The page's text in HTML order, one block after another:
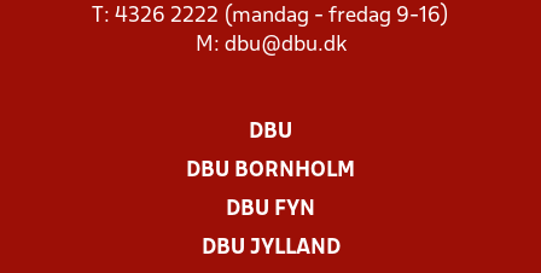
T: 4326 2222 (mandag - fredag 9-16)
M: dbu@dbu.dk
DBU
DBU BORNHOLM
DBU FYN
DBU JYLLAND